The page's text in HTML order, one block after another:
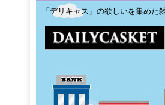
「デリキャス」の欲しいを集めた